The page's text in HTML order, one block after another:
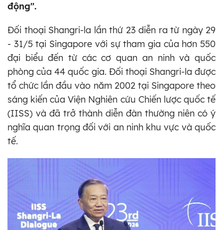
động".
Đối thoại Shangri-la lần thứ 23 diễn ra từ ngày 29
- 31/5 tại Singapore với sự tham gia của hơn 550
đại biểu đến từ các cơ quan an ninh và quốc
phòng của 44 quốc gia. Đối thoại Shangri-la được
tổ chức lần đầu vào năm 2002 tại Singapore theo
sáng kiến của Viện Nghiên cứu Chiến lược quốc tế
(IISS) và đã trở thành diễn đàn thường niên có ý
nghĩa quan trọng đối với an ninh khu vực và quốc
tế.